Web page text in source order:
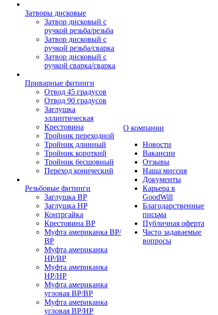
Затворы дисковые
Затвор дисковый с
ручкой резьба/резьба
Затвор дисковый с
ручкой резьба/сварка
Затвор дисковый с
ручкой сварка/сварка
Приварные фитинги
Отвод 45 градусов
Отвод 90 градусов
Заглушка
эллиптическая
Крестовина
Тройник переходной
Тройник длинный
Тройник короткий
Тройник бесшовный
Переход конический
Резьбовые фитинги
Заглушка ВР
Заглушка НР
Контргайка
Крестовина ВР
Муфта американка ВР/
ВР
Муфта американка
НР/ВР
Муфта американка
НР/НР
Муфта американка
угловая ВР/ВР
Муфта американка
угловая ВР/НР
О компании
Новости
Вакансии
Отзывы
Наша миссия
Документы
Карьера в
GoodWill
Благодарственные
письма
Публичная оферта
Часто задаваемые
вопросы